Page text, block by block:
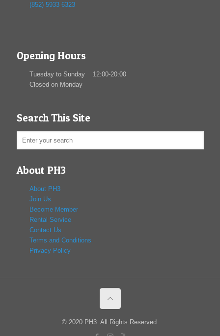
(852) 5933 6323
Opening Hours
Tuesday to Sunday 12:00-20:00
Closed on Monday
Search This Site
About PH3
About PH3
Join Us
Become Member
Rental Service
Contact Us
Terms and Conditions
Privacy Policy
© 2020 PH3. All Rights Reserved.